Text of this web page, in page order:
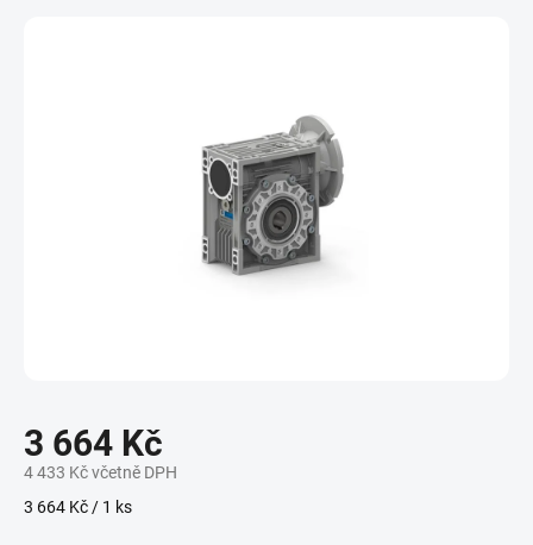
3 664 Kč
4 433 Kč včetně DPH
Měrná
3 664 Kč / 1 ks